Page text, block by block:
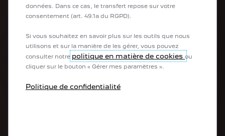
Reprise
Recharge
données. Dans ce cas, le transfert repose sur votre
consentement (art. 49.1a du RGPD).
Si vous souhaitez en savoir plus sur les outils que nous
utilisons et sur la manière de les gérer, vous pouvez
consulter notre politique en matière de cookies ou
cliquer sur le bouton « Gérer mes paramètres ».
Politique de confidentialité